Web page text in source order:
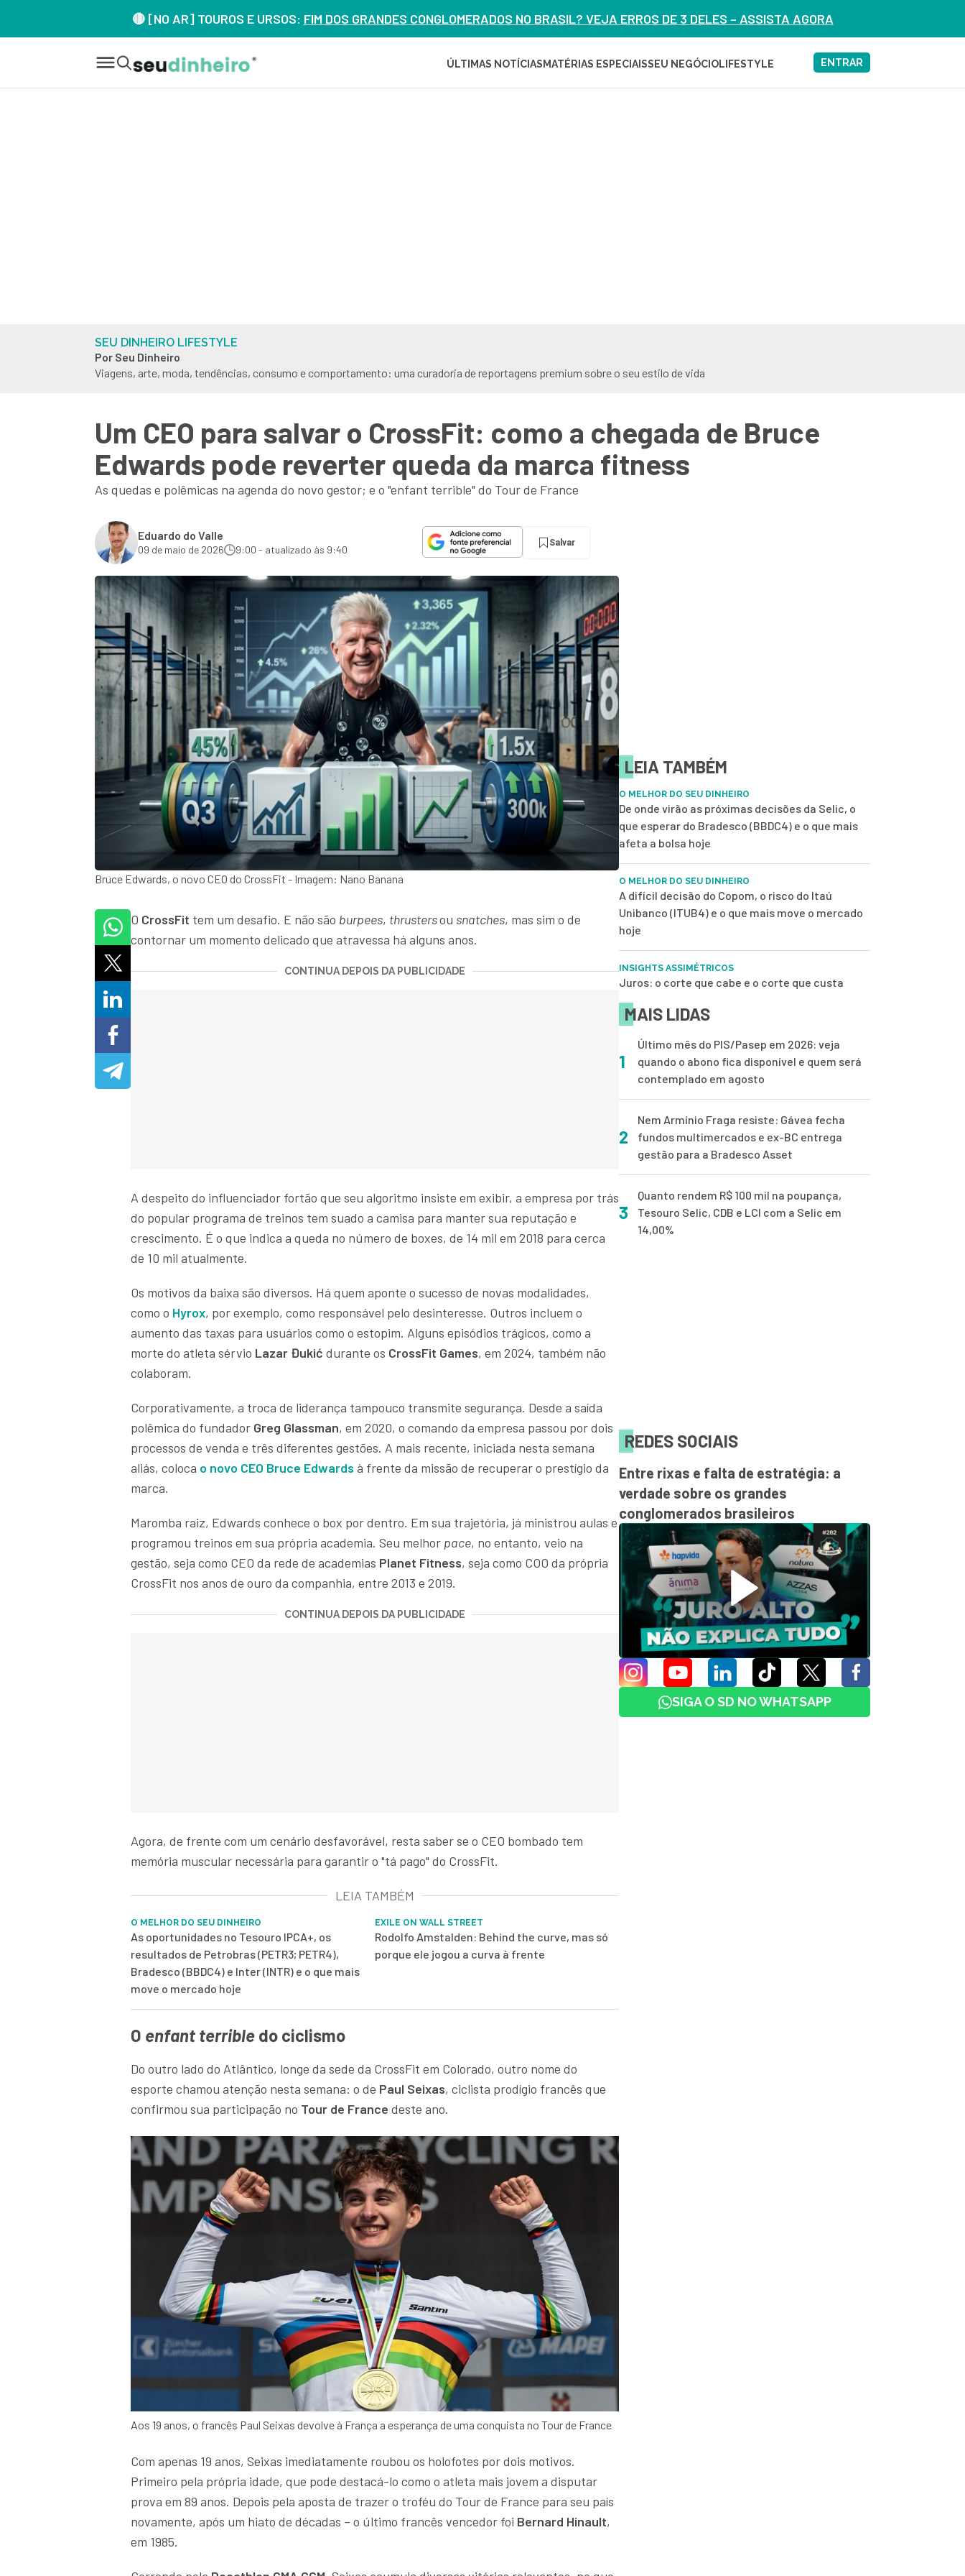
🔴 [NO AR] TOUROS E URSOS: FIM DOS GRANDES CONGLOMERADOS NO BRASIL? VEJA ERROS DE 3 DELES – ASSISTA AGORA
ÚLTIMAS NOTÍCIAS MATÉRIAS ESPECIAISSEU NEGÓCIOLIFESTYLE ENTRAR
SEU DINHEIRO LIFESTYLE
Por Seu Dinheiro
Viagens, arte, moda, tendências, consumo e comportamento: uma curadoria de reportagens premium sobre o seu estilo de vida
Um CEO para salvar o CrossFit: como a chegada de Bruce
Edwards pode reverter queda da marca fitness
As quedas e polêmicas na agenda do novo gestor; e o "enfant terrible" do Tour de France
Eduardo do Valle
09 de maio de 2026 9:00 - atualizado às 9:40
Salvar
Bruce Edwards, o novo CEO do CrossFit - Imagem: Nano Banana
O CrossFit tem um desafio. E não são burpees, thrustersou snatches, mas sim o de
contornar um momento delicado que atravessa há alguns anos.
CONTINUA DEPOIS DA PUBLICIDADE
A despeito do influenciador fortão que seu algoritmo insiste em exibir, a empresa por trás
do popular programa de treinos tem suado a camisa para manter sua reputação e
crescimento. É o que indica a queda no número de boxes, de 14 mil em 2018 para cerca
de 10 mil atualmente.
Os motivos da baixa são diversos. Há quem aponte o sucesso de novas modalidades,
como o Hyrox, por exemplo, como responsável pelo desinteresse. Outros incluem o
aumento das taxas para usuários como o estopim. Alguns episódios trágicos, como a
morte do atleta sérvio Lazar Đukić durante os CrossFit Games, em 2024, também não
colaboram.
Corporativamente, a troca de liderança tampouco transmite segurança. Desde a saída
polêmica do fundador Greg Glassman, em 2020, o comando da empresa passou por dois
processos de venda e três diferentes gestões. A mais recente, iniciada nesta semana
aliás, coloca o novo CEO Bruce Edwards à frente da missão de recuperar o prestígio da
marca.
Maromba raiz, Edwards conhece o box por dentro. Em sua trajetória, já ministrou aulas e
programou treinos em sua própria academia. Seu melhor pace, no entanto, veio na
gestão, seja como CEO da rede de academias Planet Fitness, seja como COO da própria
CrossFit nos anos de ouro da companhia, entre 2013 e 2019.
CONTINUA DEPOIS DA PUBLICIDADE
Agora, de frente com um cenário desfavorável, resta saber se o CEO bombado tem
memória muscular necessária para garantir o "tá pago" do CrossFit.
LEIA TAMBÉM
O MELHOR DO SEU DINHEIRO
As oportunidades no Tesouro IPCA+, os
resultados de Petrobras (PETR3; PETR4),
Bradesco (BBDC4) e Inter (INTR) e o que mais
move o mercado hoje
EXILE ON WALL STREET
Rodolfo Amstalden: Behind the curve, mas só
porque ele jogou a curva à frente
O enfant terrible do ciclismo
Do outro lado do Atlântico, longe da sede da CrossFit em Colorado, outro nome do
esporte chamou atenção nesta semana: o de Paul Seixas, ciclista prodígio francês que
confirmou sua participação no Tour de France deste ano.
Aos 19 anos, o francês Paul Seixas devolve à França a esperança de uma conquista no Tour de France
Com apenas 19 anos, Seixas imediatamente roubou os holofotes por dois motivos.
Primeiro pela própria idade, que pode destacá-lo como o atleta mais jovem a disputar
prova em 89 anos. Depois pela aposta de trazer o troféu do Tour de France para seu país
novamente, após um hiato de décadas – o último francês vencedor foi Bernard Hinault,
em 1985.
LEIA TAMBÉM
O MELHOR DO SEU DINHEIRO
De onde virão as próximas decisões da Selic, o
que esperar do Bradesco (BBDC4) e o que mais
afeta a bolsa hoje
O MELHOR DO SEU DINHEIRO
A difícil decisão do Copom, o risco do Itaú
Unibanco (ITUB4) e o que mais move o mercado
hoje
INSIGHTS ASSIMÉTRICOS
Juros: o corte que cabe e o corte que custa
MAIS LIDAS
1
Último mês do PIS/Pasep em 2026: veja
quando o abono fica disponível e quem será
contemplado em agosto
2
Nem Armínio Fraga resiste: Gávea fecha
fundos multimercados e ex-BC entrega
gestão para a Bradesco Asset
3
Quanto rendem R$ 100 mil na poupança,
Tesouro Selic, CDB e LCI com a Selic em
14,00%
REDES SOCIAIS
Entre rixas e falta de estratégia: a
verdade sobre os grandes
conglomerados brasileiros
SIGA O SD NO WHATSAPP